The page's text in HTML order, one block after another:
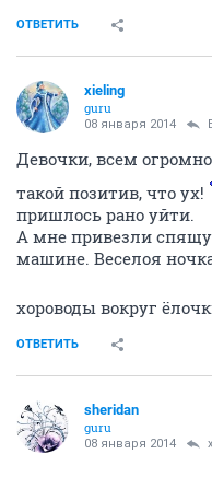
ОТВЕТИТЬ
xieling
guru
08 января 2014
Девочки, всем
такой позитив, что ух!
пришлось рано уйти.
А мне привезли
машине. Веселоя
хороводы вокруг
ОТВЕТИТЬ
sheridan
guru
08 января 2014